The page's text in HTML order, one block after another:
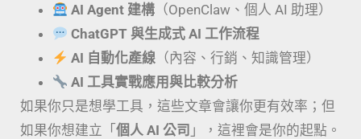
AI Agent 建構 （OpenClaw、個人 AI 助理）
ChatGPT 與生成式 AI 工作流程
AI 自動化產線 （內容、行銷、知識管理）
AI 工具實戰應用與比較分析
如果你只是想學工具，這些文章會讓你更有效率；但
如果你想建立「 個人 AI 公司 」，這裡會是你的起點。